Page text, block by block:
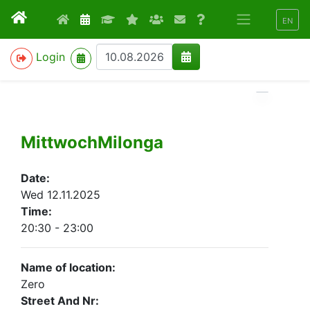
EN
Login
>
MittwochMilonga
Date:
Wed 12.11.2025
Time:
20:30 - 23:00
Name of location:
Zero
Street And Nr: